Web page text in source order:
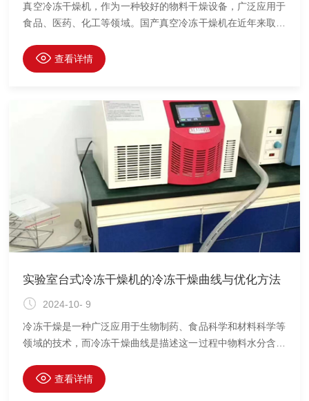
真空冷冻干燥机，作为一种较好的物料干燥设备，广泛应用于
食品、医药、化工等领域。国产真空冷冻干燥机在近年来取得
将对该设备的质量控制与安全标准进行深入探讨。
查看详情
实验室台式冷冻干燥机的冷冻干燥曲线与优化方法
2024-10- 9
冷冻干燥是一种广泛应用于生物制药、食品科学和材料科学等
领域的技术，而冷冻干燥曲线是描述这一过程中物料水分含量
率，还能保证样品的质量。本文将探讨实验室台式冷冻干燥机
的冷冻干燥曲线及其优化方法。
查看详情